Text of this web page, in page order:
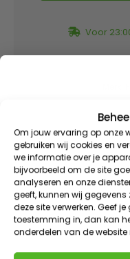
Om jouw ervaring op onze
gebruiken wij cookies en
we informatie over je
bijvoorbeeld om de site
analyseren en onze
geeft, kunnen wij gegevens
deze site verwerken. Geef
toestemming in, dan kan
onderdelen van de
Voor
BESCHRIJVING
EXTRA INFORMATIE
BEOORDELINGEN (2)
DOWNLOADS
Meld je aan voor
10% korting
VIP KORTINGEN |
E-mailadres